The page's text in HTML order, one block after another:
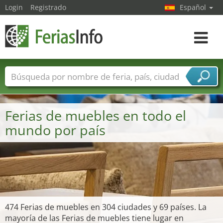
Ferias de muebles en todo el
mundo por país
474 Ferias de muebles en 304 ciudades y 69 países. La
mayoría de las Ferias de muebles tiene lugar en
Login Registrado Español
toggle
Nombres de ferias Países
Ciudades
Sectores de ferias
Sectores de proveedor de servicios